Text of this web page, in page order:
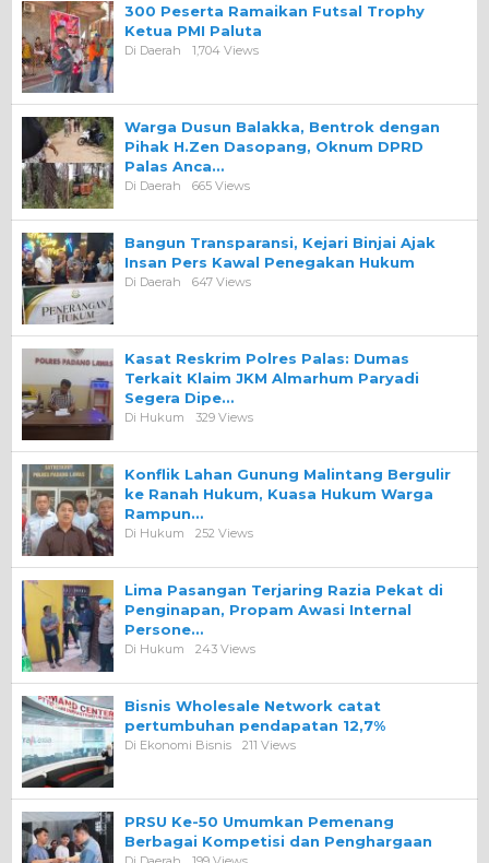
300 Peserta Ramaikan Futsal Trophy
Ketua PMI Paluta
Di Daerah 1,704 Views
Warga Dusun Balakka, Bentrok dengan
Pihak H.Zen Dasopang, Oknum DPRD
Palas Anca…
Di Daerah 665 Views
Bangun Transparansi, Kejari Binjai Ajak
Insan Pers Kawal Penegakan Hukum
Di Daerah 647 Views
Kasat Reskrim Polres Palas: Dumas
Terkait Klaim JKM Almarhum Paryadi
Segera Dipe…
Di Hukum 329 Views
Konflik Lahan Gunung Malintang Bergulir
ke Ranah Hukum, Kuasa Hukum Warga
Rampun…
Di Hukum 252 Views
Lima Pasangan Terjaring Razia Pekat di
Penginapan, Propam Awasi Internal
Persone…
Di Hukum 243 Views
Bisnis Wholesale Network catat
pertumbuhan pendapatan 12,7%
Di Ekonomi Bisnis 211 Views
PRSU Ke-50 Umumkan Pemenang
Berbagai Kompetisi dan Penghargaan